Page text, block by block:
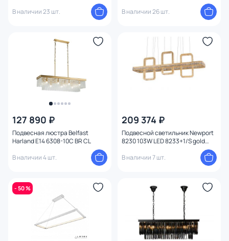
В наличии 23 шт.
В наличии 26 шт.
127 890 ₽
Подвесная люстра Belfast
Harland E14 6308-10C BR CL
В наличии 4 шт.
209 374 ₽
Подвесной светильник Newport
8230 103W LED 8233+1/S gold
В наличии 7 шт.
- 50 %